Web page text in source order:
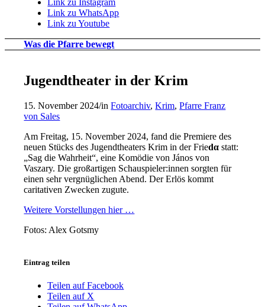
Link zu Instagram
Link zu WhatsApp
Link zu Youtube
Was die Pfarre bewegt
Jugendtheater in der Krim
15. November 2024/inFotoarchiv,Krim,Pfarre Franz
von Sales
Am Freitag, 15. November 2024, fand die Premiere des
neuen Stücks des Jugendtheaters Krim in der Friedα statt:
„Sag die Wahrheit“, eine Komödie von János von
Vaszary. Die großartigen Schauspieler:innen sorgten für
einen sehr vergnüglichen Abend. Der Erlös kommt
caritativen Zwecken zugute.
Weitere Vorstellungen hier …
Fotos: Alex Gotsmy
Eintrag teilen
Teilen auf Facebook
Teilen auf X